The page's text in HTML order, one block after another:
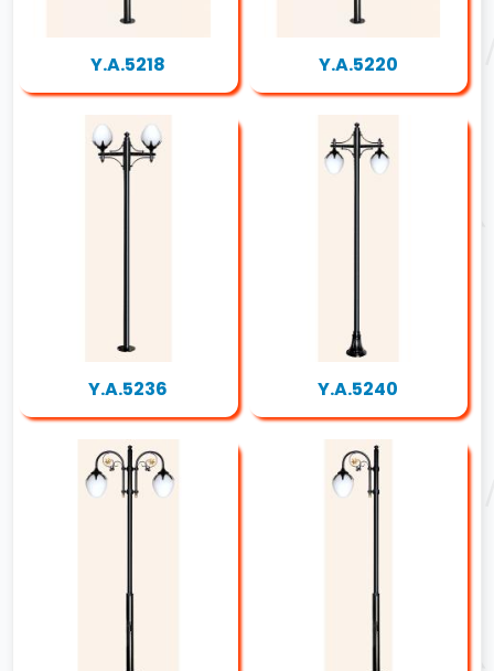
Y.A.5218 Y.A.5220
Y.A.5236 Y.A.5240